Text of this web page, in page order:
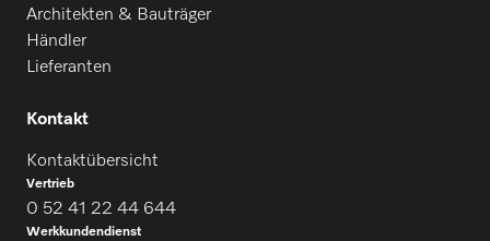
Architekten & Bauträger
Händler
Lieferanten
Kontakt
Kontaktübersicht
Vertrieb
0 52 41 22 44 644
Werkkundendienst